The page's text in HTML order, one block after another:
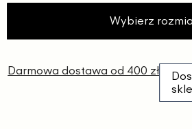
Wybierz
Darmowa dostawa od 400 zł